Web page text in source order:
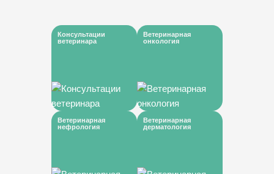
Консультации
ветеринара
Ветеринарная
онкология
Ветеринарная
нефрология
Ветеринарная
дерматология